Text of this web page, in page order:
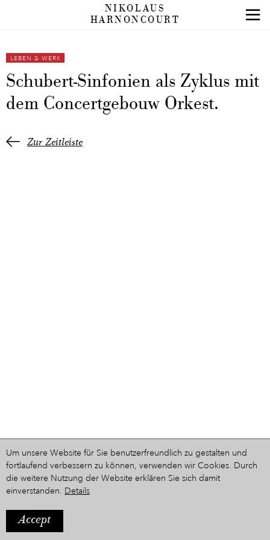
NIKOLAUS
HARNONCOURT
LEBEN & WERK
Schubert-Sinfonien als Zyklus mit
dem Concertgebouw Orkest.
Zur Zeitleiste
Ein Projekt aus dem Hause
Um unsere Website für Sie benutzerfreundlich zu gestalten und
fortlaufend verbessern zu können, verwenden wir Cookies. Durch
die weitere Nutzung der Website erklären Sie sich damit
einverstanden. Details
Accept